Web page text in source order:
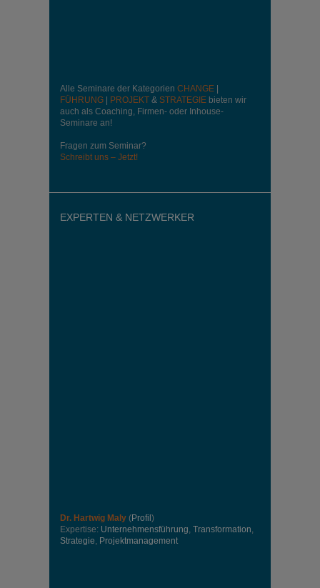
Alle Seminare der Kategorien CHANGE
FÜHRUNG
PROJEKT & STRATEGIE bieten wir
auch als Coaching, Firmen- oder Inhouse-
Seminare an!
Fragen zum Seminar?
Schreibt uns – Jetzt!
EXPERTEN & NETZWERKER
Dr. Hartwig Maly (Profil )
Expertise: Unternehmensführung, Transformation,
Strategie, Projektmanagement